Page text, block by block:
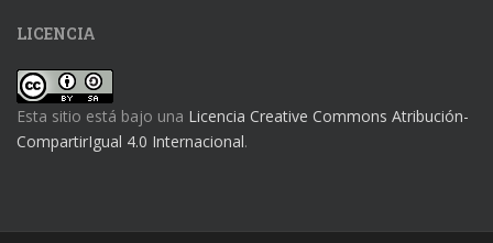
LICENCIA
Esta sitio está bajo una Licencia Creative Commons Atribución-
CompartirIgual 4.0 Internacional.